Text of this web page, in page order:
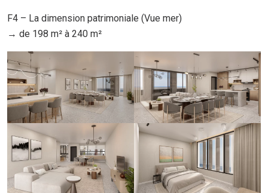
F4 – La dimension patrimoniale (Vue mer)
→ de 198 m² à 240 m²